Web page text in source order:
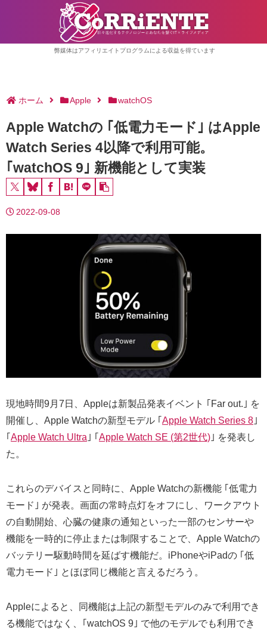
弊媒体はアフィリエイトプログラムによる収益を得ています
ホーム Apple watchOS
Apple Watchの ｢低電力モード｣ はApple
Watch Series 4以降で利用可能。
｢watchOS 9｣ 新機能として実装
2022-09-08
現地時間9月7日、Appleは新製品発表イベント ｢Far out.｣ を
開催し、Apple Watchの新型モデル ｢ Apple Watch Series 8 ｣
｢ Apple Watch Ultra ｣ ｢ Apple Watch SE (第2世代) ｣ を発表し
た。
これらのデバイスと同時に、Apple Watchの新機能 ｢低電力
モード｣ が発表。画面の常時点灯をオフにし、ワークアウト
の自動開始、心臓の健康の通知といった一部のセンサーや
機能を一時的に停止または制限することで、Apple Watchの
バッテリー駆動時間を延ばす機能だ。iPhoneやiPadの ｢低
電力モード｣ とほぼ同じ機能と言えるだろう。
Appleによると、同機能は上記の新型モデルのみで利用でき
る機能ではなく、｢watchOS 9｣ で他のモデルでも利用でき